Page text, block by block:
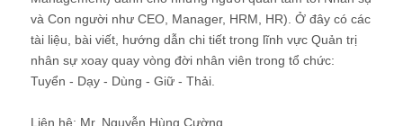
và Con người như CEO, Manager, HRM, HR). Ở đây có các
tài liệu, bài viết, hướng dẫn chi tiết trong lĩnh vực Quản trị
nhân sự xoay quay vòng đời nhân viên trong tổ chức:
Tuyển - Dạy - Dùng - Giữ - Thải.
Liên hệ: Mr. Nguyễn Hùng Cường